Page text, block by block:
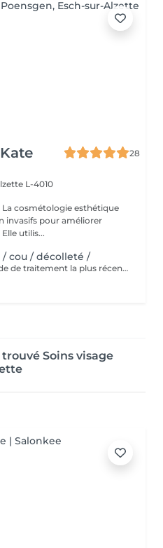
28
L-4010
invasifs pour améliorer
l'apparence et rajeunir la peau. Elle utilis...
/ cou / décolleté /
Acnelan Acnelan est la méthode de traitement la plus récente et la plus innovante de l'acné. Le pack de soins de la marque espagnole Mesoestetic guérit efficacement les changements d'acné de différentes origines et phases. Cette thérapie apaise la peau et les zones enflammées, et a un effet très positif sur la guérison des complications de l'acné, car les cicatrices ne sont plus aussi visibles et les taches sont affinées. C'est la méthode complexe qui guérit l'acné et empêche de nouveaux changements de se produire. Principalement les principes actifs, tels que le complexe bexarétinyle (un rétinoïde), le soufre et le kaolin, fonctionnent comme un nettoyant en profondeur pour les pores obstrués, ce qui conduit à une amélioration visible du teint de la peau. De plus, d'autres ingrédients actifs tels que l'acide hyaluronique, le zinc, l'aloe vera et le cuivre sont présents dans le pack Acknelan. Le complexe d'acné breveté comprend également: Alcool | Acide mandélique | Azelate de disodium | Soufre | Kaolin | Aqua | Acide salicylique | Hydroxypropylméthylcellulose | Acide shikimique | Rétinoxytriméthylsilanes. Les substances combattent tous les symptômes de l'acné, guérissent la peau enflammée, nettoient les pores, réduisent le nombre de points noirs, écaillent la peau, affinent l'apparence, équilibrent la production de sébum et ont un effet antibactérien.
Soins visage